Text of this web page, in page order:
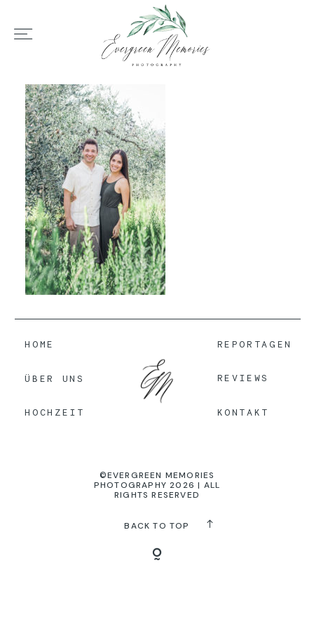
HOME
ÜBER UNS
HOCHZEIT
REPORTAGEN
REVIEWS
KONTAKT
©EVERGREEN MEMORIES
PHOTOGRAPHY 2026 | ALL
RIGHTS RESERVED
BACK TO TOP
ÜBER UNS
HOCHZEIT
REPORTAGEN